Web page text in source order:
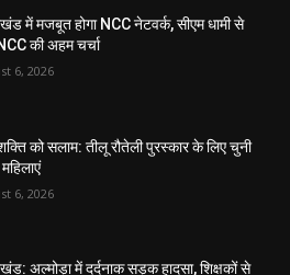
में मजबूत होगा NCC नेटवर्क, सीएम धामी से
की अहम चर्चा
6, 2026
शक्ति को सलाम: तीलू रौतेली पुरस्कार के लिए चुनी
6, 2026
अल्मोड़ा में दर्दनाक सड़क हादसा, शिक्षकों से